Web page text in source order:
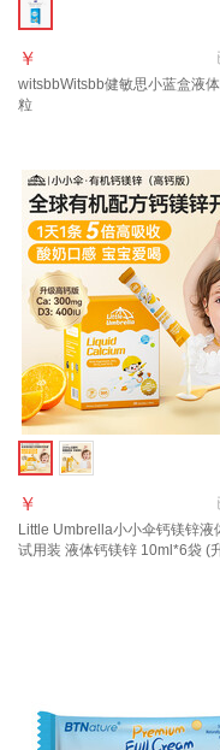
￥
witsbbWitsbb健敏思小蓝盒液
粒
￥
Little Umbrella小小伞钙镁锌液
试用装 液体钙镁锌 10ml*6袋 (